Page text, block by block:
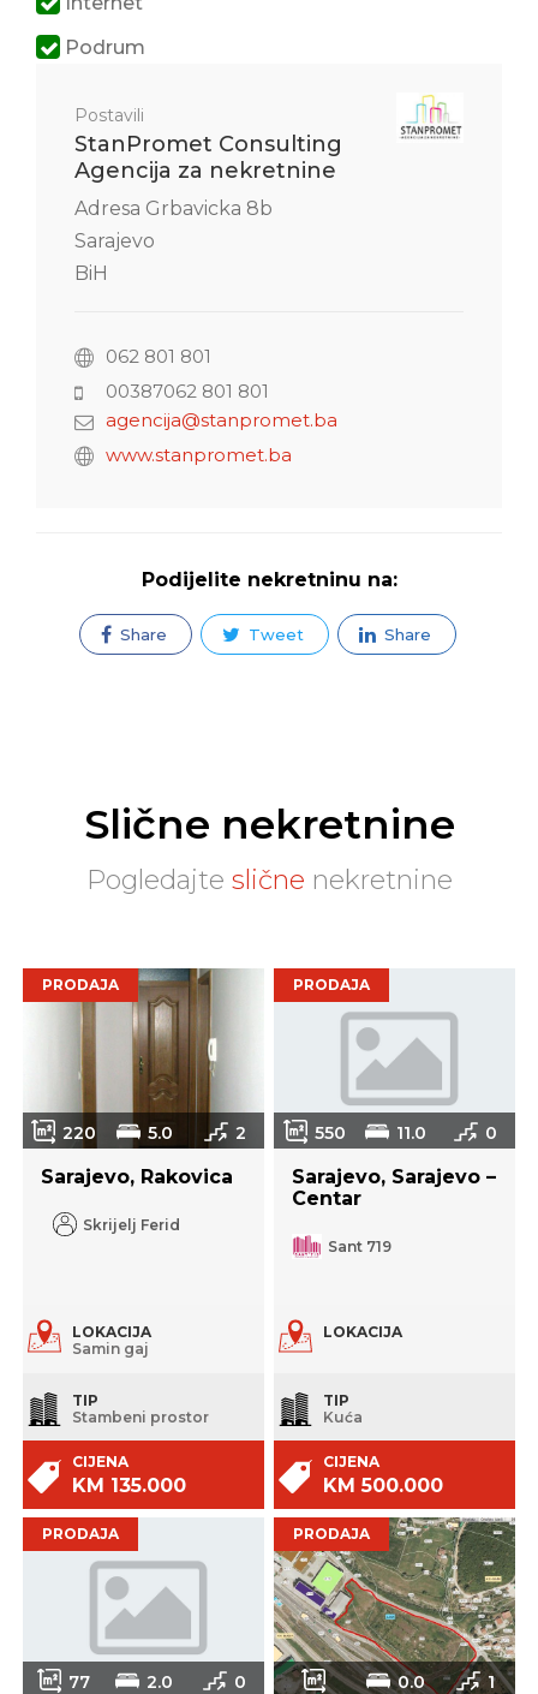
Podrum
Postavili
StanPromet Consulting
Agencija za nekretnine
Adresa Grbavicka 8b
Sarajevo
BiH
062 801 801
00387062 801 801
agencija@stanpromet.ba
www.stanpromet.ba
Podijelite nekretninu na:
Share Tweet Share
Slične nekretnine
Pogledajte slične nekretnine
PRODAJA
220 5.0 2
Sarajevo, Rakovica
Skrijelj Ferid
LOKACIJA
Samin gaj
TIP
Stambeni prostor
CIJENA
KM 135.000
PRODAJA
550 11.0 0
Sarajevo, Sarajevo –
Centar
Sant 719
LOKACIJA
TIP
Kuća
CIJENA
KM 500.000
PRODAJA
77 2.0 0
PRODAJA
0.0 1